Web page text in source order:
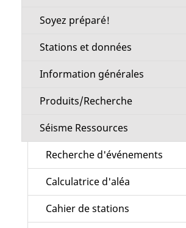
Soyez préparé!
Stations et données
Information générales
Produits/Recherche
Séisme Ressources
Recherche d'événements
Calculatrice d'aléa
Cahier de stations